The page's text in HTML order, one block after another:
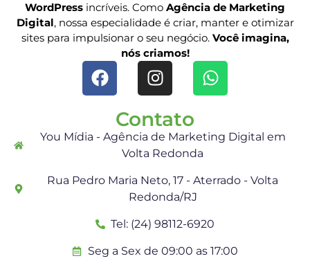
WordPress incríveis. Como Agência de Marketing
Digital, nossa especialidade é criar, manter e otimizar
sites para impulsionar o seu negócio. Você imagina,
nós criamos!
Contato
You Mídia - Agência de Marketing Digital em
Volta Redonda
Rua Pedro Maria Neto, 17 - Aterrado - Volta
Redonda/RJ
Tel: (24) 98112-6920
Seg a Sex de 09:00 as 17:00